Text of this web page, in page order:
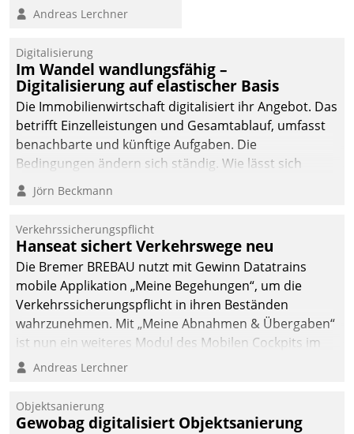
Unternehmen am
Softwareentwicklungshaus
Andreas Lerchner
Digitalisierung
Im Wandel wandlungsfähig –
Digitalisierung auf elastischer Basis
Die Immobilienwirtschaft digitalisiert ihr Angebot. Das
betrifft Einzelleistungen und Gesamtablauf, umfasst
benachbarte und künftige Aufgaben. Die
Bedingungen ändern sich ständig. Wie lässt sich
technisch die Kontrolle wahren und zugleich Freiraum
fürs Wachsen öffnen?
Jörn Beckmann
Verkehrssicherungspflicht
Hanseat sichert Verkehrswege neu
Die Bremer BREBAU nutzt mit Gewinn Datatrains
mobile Applikation „Meine Begehungen“, um die
Verkehrssicherungspflicht in ihren Beständen
wahrzunehmen. Mit „Meine Abnahmen & Übergaben“
ist nun ein weiteres Modul des Mobilen Cockpits im
Einsatz.
Andreas Lerchner
Objektsanierung
Gewobag digitalisiert Objektsanierung